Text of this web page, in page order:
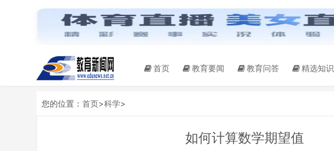
首页 教育要闻 教育问答 精选知识
您的位置： 首页>科学>
如何计算数学期望值